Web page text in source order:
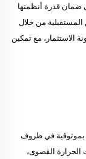
ضمان قدرة أنظمتها
من خلال
الاستثمار، مع تمكين
بموثوقية في ظروف
الحرارة القصوى،